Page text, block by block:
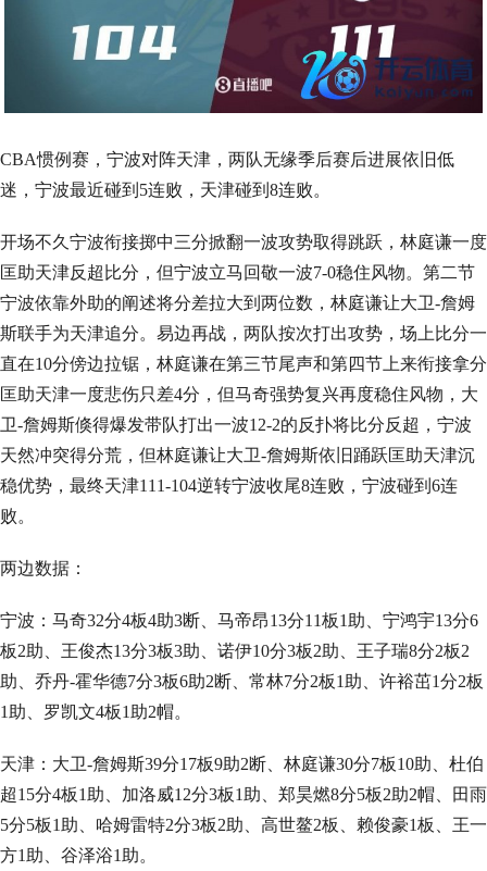
CBA惯例赛，宁波对阵天津，两队无缘季后赛后进展依旧低
迷，宁波最近碰到5连败，天津碰到8连败。
开场不久宁波衔接掷中三分掀翻一波攻势取得跳跃，林庭谦一度
匡助天津反超比分，但宁波立马回敬一波7-0稳住风物。第二节
宁波依靠外助的阐述将分差拉大到两位数，林庭谦让大卫-詹姆
斯联手为天津追分。易边再战，两队按次打出攻势，场上比分一
直在10分傍边拉锯，林庭谦在第三节尾声和第四节上来衔接拿分
匡助天津一度悲伤只差4分，但马奇强势复兴再度稳住风物，大
卫-詹姆斯倏得爆发带队打出一波12-2的反扑将比分反超，宁波
天然冲突得分荒，但林庭谦让大卫-詹姆斯依旧踊跃匡助天津沉
稳优势，最终天津111-104逆转宁波收尾8连败，宁波碰到6连
败。
两边数据：
宁波：马奇32分4板4助3断、马帝昂13分11板1助、宁鸿宇13分6
板2助、王俊杰13分3板3助、诺伊10分3板2助、王子瑞8分2板2
助、乔丹-霍华德7分3板6助2断、常林7分2板1助、许裕茁1分2板
1助、罗凯文4板1助2帽。
天津：大卫-詹姆斯39分17板9助2断、林庭谦30分7板10助、杜伯
超15分4板1助、加洛威12分3板1助、郑昊燃8分5板2助2帽、田雨
5分5板1助、哈姆雷特2分3板2助、高世鳌2板、赖俊豪1板、王一
方1助、谷泽浴1助。